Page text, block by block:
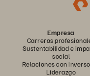
Empresa
Carreras
Sustentabilidad e
social
Relaciones con
Liderazgo